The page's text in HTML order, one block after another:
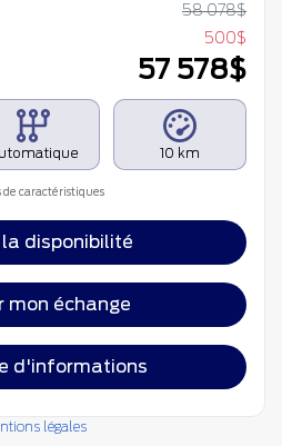
58 078$
500$
57 578$
10 km
de caractéristiques
disponibilité
mon échange
d'informations
légales